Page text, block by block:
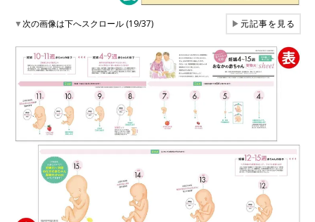
▼次の画像は下へスクロール (19/37) ▶元記事を見る